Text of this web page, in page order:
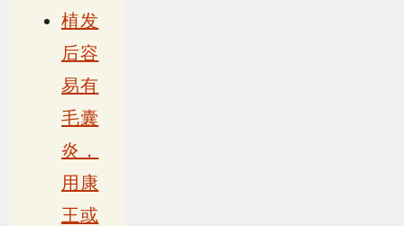
植发
后容
易有
毛囊
炎，
用康
王或